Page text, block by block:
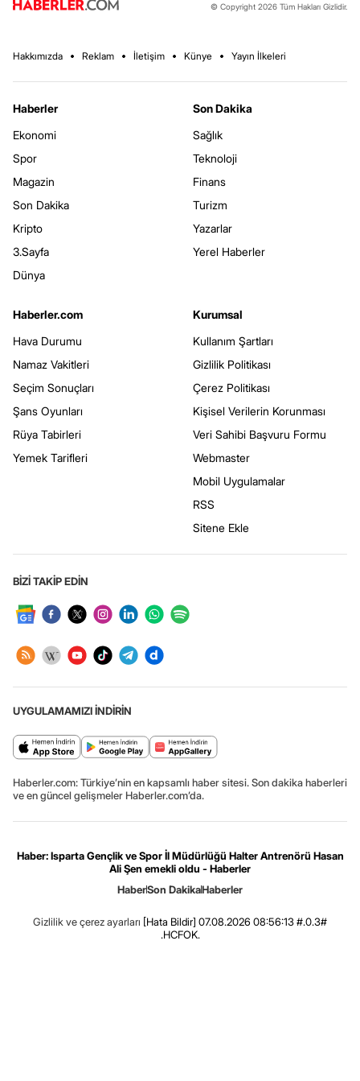
© Copyright 2026 Tüm Hakları Gizlidir.
Hakkımızda Reklam İletişim Künye Yayın İlkeleri
Haberler
Ekonomi
Spor
Magazin
Son Dakika
Kripto
3.Sayfa
Dünya
Son Dakika
Sağlık
Teknoloji
Finans
Turizm
Yazarlar
Yerel Haberler
Haberler.com
Hava Durumu
Namaz Vakitleri
Seçim Sonuçları
Şans Oyunları
Rüya Tabirleri
Yemek Tarifleri
Kurumsal
Kullanım Şartları
Gizlilik Politikası
Çerez Politikası
Kişisel Verilerin Korunması
Veri Sahibi Başvuru Formu
Webmaster
Mobil Uygulamalar
RSS
Sitene Ekle
BİZİ TAKİP EDİN
UYGULAMAMIZI İNDİRİN
Haberler.com: Türkiye’nin en kapsamlı haber sitesi. Son dakika haberleri
ve en güncel gelişmeler Haberler.com’da.
Haber: Isparta Gençlik ve Spor İl Müdürlüğü Halter Antrenörü Hasan
Ali Şen emekli oldu - Haberler
HaberSon DakikaHaberler
Gizlilik ve çerez ayarları [Hata Bildir] 07.08.2026 08:56:13 #.0.3#
.HCFOK.